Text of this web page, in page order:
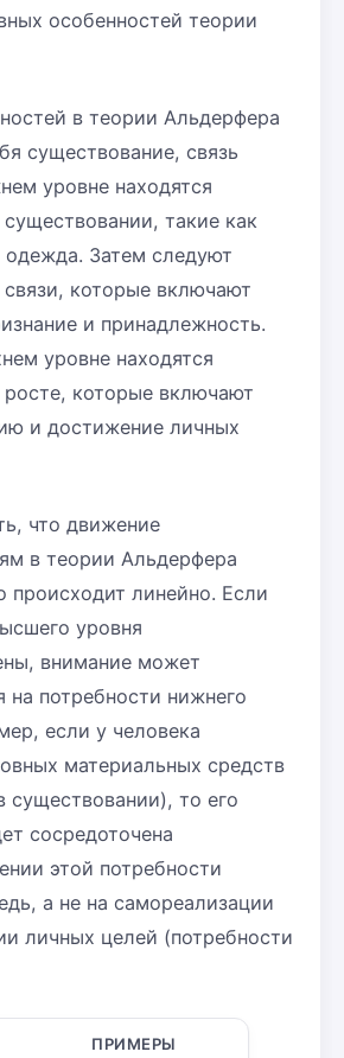
особенностей теории
в теории Альдерфера
существование, связь
уровне находятся
такие как
Затем следуют
связи, которые включают
и принадлежность.
уровне находятся
росте, которые включают
и достижение личных
что движение
в теории Альдерфера
происходит линейно. Если
уровня
внимание может
на потребности нижнего
если у человека
материальных средств
существовании), то его
сосредоточена
этой потребности
а не на самореализации
личных целей (потребности
ПРИМЕРЫ